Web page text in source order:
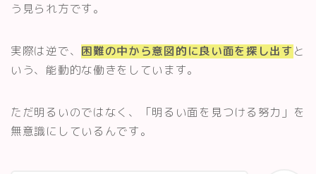
う見られ方です。
実際は逆で、 困難の中から意図的に良い面を探し出すと
いう、能動的な働きをしています。
ただ明るいのではなく、「明るい面を見つける努力」を
無意識にしているんです。